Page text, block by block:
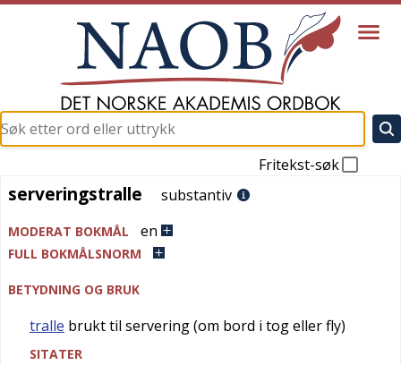
Fritekst-søk
serveringstralle
serveringstralle substantiv
MODERAT BOKMÅL en
FULL BOKMÅLSNORM
BETYDNING OG BRUK
tralle brukt til servering (om bord i tog eller fly)
SITATER